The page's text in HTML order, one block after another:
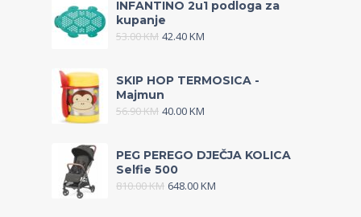
INFANTINO 2u1 podloga za
kupanje
53.00KM 42.40KM
SKIP HOP TERMOSICA -
Majmun
56.90KM 40.00KM
PEG PEREGO DJEČJA KOLICA
Selfie 500
810.00KM 648.00KM